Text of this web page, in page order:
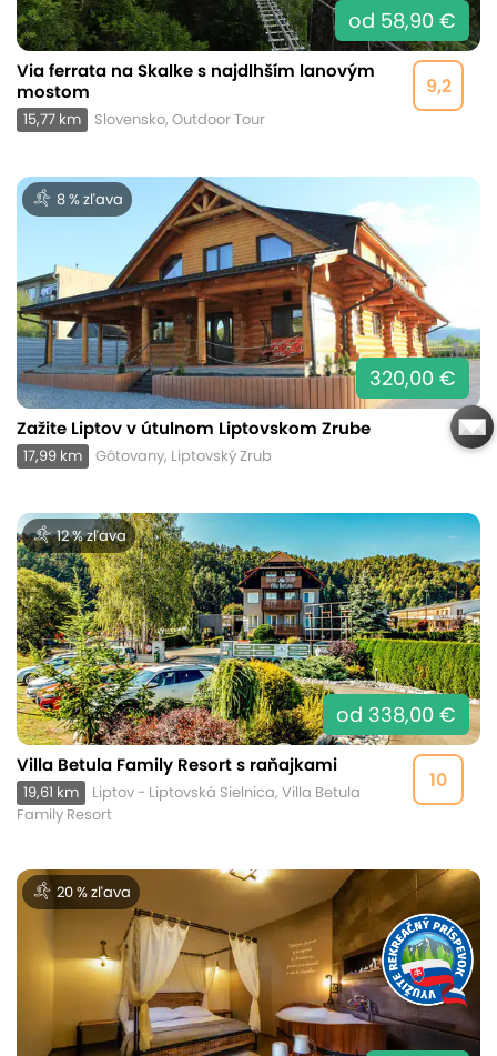
od 58,90 €
9,2
Via ferrata na Skalke s najdlhším lanovým
mostom
15,77 km Slovensko, Outdoor Tour
8 % zľava
320,00 €
Zažite Liptov v útulnom Liptovskom Zrube
17,99 km Gôtovany, Liptovský Zrub
12 % zľava
od 338,00 €
10
Villa Betula Family Resort s raňajkami
19,61 km
Liptov - Liptovská Sielnica, Villa Betula
Family Resort
20 % zľava